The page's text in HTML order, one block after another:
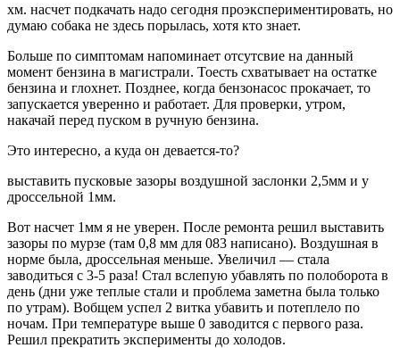
хм. насчет подкачать надо сегодня проэкспериментировать, но
думаю собака не здесь порылась, хотя кто знает.
Больше по симптомам напоминает отсутсвие на данный
момент бензина в магистрали. Тоесть схватывает на остатке
бензина и глохнет. Позднее, когда бензонасос прокачает, то
запускается уверенно и работает. Для проверки, утром,
накачай перед пуском в ручную бензина.
Это интересно, а куда он девается-то?
выставить пусковые зазоры воздушной заслонки 2,5мм и у
дроссельной 1мм.
Вот насчет 1мм я не уверен. После ремонта решил выставить
зазоры по мурзе (там 0,8 мм для 083 написано). Воздушная в
норме была, дроссельная меньше. Увеличил — стала
заводиться с 3-5 раза! Стал вслепую убавлять по полоборота в
день (дни уже теплые стали и проблема заметна была только
по утрам). Вобщем успел 2 витка убавить и потеплело по
ночам. При температуре выше 0 заводится с первого раза.
Решил прекратить эксперименты до холодов.